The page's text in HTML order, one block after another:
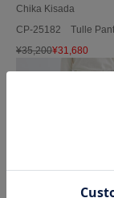
Chika Kisada
CP-25182 Tulle
¥35,200¥31,680